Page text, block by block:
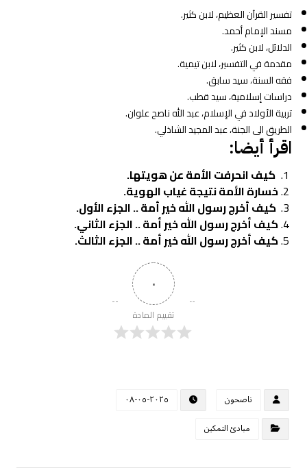
تفسير القرآن العظيم، لابن كثير.
مسند الإمام أحمد.
الدلائل، لابن كثير.
مقدمة في التفسير، لابن تيمية.
فقه السنة، سيد سابق.
دراسات إسلامية، سيد قطب.
تربية الأولاد في الإسلام، عبد الله ناصح علوان.
الطريق الى الجنة، عبد المجيد الشاذلي.
اقرأ أيضا:
كيف انحرفت الأمة عن هويتها.
خسارة الأمة نتيجة غياب الهوية.
كيف أخرج رسول الله خير أمة .. الجزء الأول.
كيف أخرج رسول الله خير أمة .. الجزء الثاني.
كيف أخرج رسول الله خير أمة .. الجزء الثالث.
٠
تقييم المادة
ناصحون
٢٠٢٥-٠٥-٠٨
مبادئ التمكين